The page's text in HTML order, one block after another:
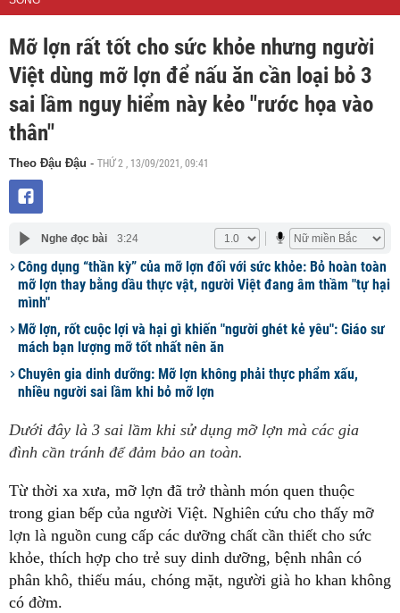
Mỡ lợn rất tốt cho sức khỏe nhưng người
Việt dùng mỡ lợn để nấu ăn cần loại bỏ 3
sai lầm nguy hiểm này kẻo "rước họa vào
thân"
Theo Đậu Đậu - THỨ 2 , 13/09/2021, 09:41
Nghe đọc bài 3:24
Công dụng “thần kỳ” của mỡ lợn đối với sức khỏe: Bỏ hoàn toàn
mỡ lợn thay bằng dầu thực vật, người Việt đang âm thầm "tự hại
mình"
Mỡ lợn, rốt cuộc lợi và hại gì khiến "người ghét kẻ yêu": Giáo sư
mách bạn lượng mỡ tốt nhất nên ăn
Chuyên gia dinh dưỡng: Mỡ lợn không phải thực phẩm xấu,
nhiều người sai lầm khi bỏ mỡ lợn
Dưới đây là 3 sai lầm khi sử dụng mỡ lợn mà các gia
đình cần tránh để đảm bảo an toàn.
Từ thời xa xưa, mỡ lợn đã trở thành món quen thuộc
trong gian bếp của người Việt. Nghiên cứu cho thấy mỡ
lợn là nguồn cung cấp các dưỡng chất cần thiết cho sức
khỏe, thích hợp cho trẻ suy dinh dưỡng, bệnh nhân có
phân khô, thiếu máu, chóng mặt, người già ho khan không
có đờm.